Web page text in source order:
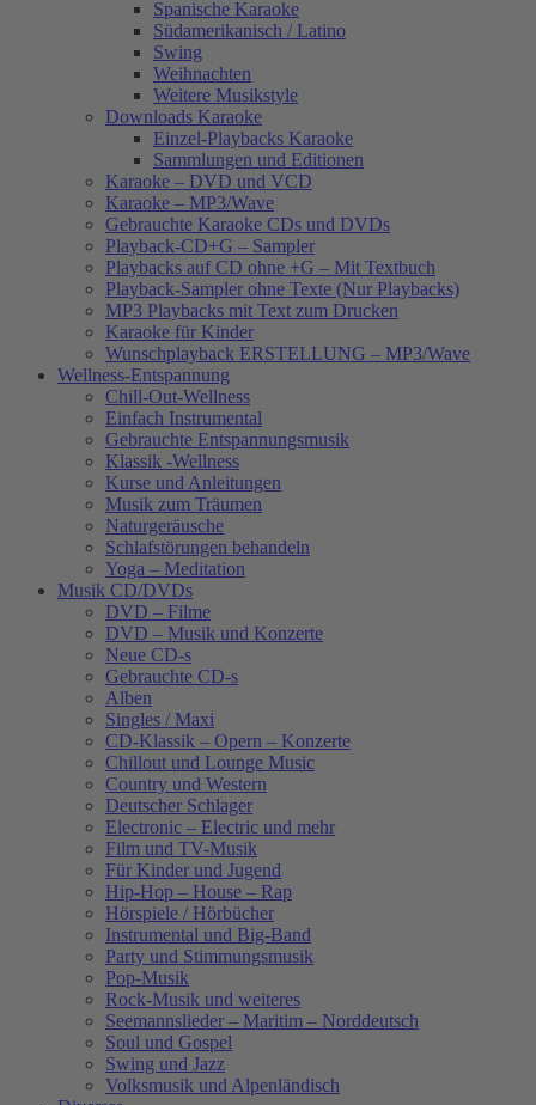
Spanische Karaoke
Südamerikanisch / Latino
Swing
Weihnachten
Weitere Musikstyle
Downloads Karaoke
Einzel-Playbacks Karaoke
Sammlungen und Editionen
Karaoke – DVD und VCD
Karaoke – MP3/Wave
Gebrauchte Karaoke CDs und DVDs
Playback-CD+G – Sampler
Playbacks auf CD ohne +G – Mit Textbuch
Playback-Sampler ohne Texte (Nur Playbacks)
MP3 Playbacks mit Text zum Drucken
Karaoke für Kinder
Wunschplayback ERSTELLUNG – MP3/Wave
Wellness-Entspannung
Chill-Out-Wellness
Einfach Instrumental
Gebrauchte Entspannungsmusik
Klassik -Wellness
Kurse und Anleitungen
Musik zum Träumen
Naturgeräusche
Schlafstörungen behandeln
Yoga – Meditation
Musik CD/DVDs
DVD – Filme
DVD – Musik und Konzerte
Neue CD-s
Gebrauchte CD-s
Alben
Singles / Maxi
CD-Klassik – Opern – Konzerte
Chillout und Lounge Music
Country und Western
Deutscher Schlager
Electronic – Electric und mehr
Film und TV-Musik
Für Kinder und Jugend
Hip-Hop – House – Rap
Hörspiele / Hörbücher
Instrumental und Big-Band
Party und Stimmungsmusik
Pop-Musik
Rock-Musik und weiteres
Seemannslieder – Maritim – Norddeutsch
Soul und Gospel
Swing und Jazz
Volksmusik und Alpenländisch